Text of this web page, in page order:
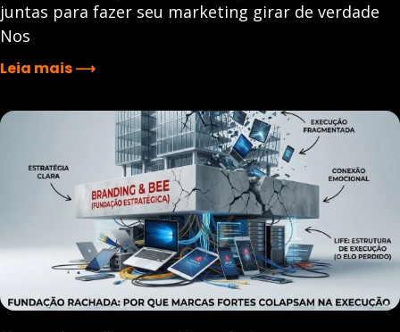
juntas para fazer seu marketing girar de verdade
Nos
Leia mais ⟶